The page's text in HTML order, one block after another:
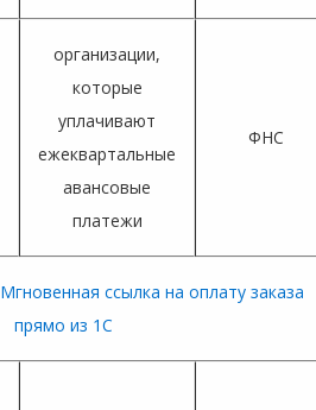
организации,
которые
уплачивают
ежеквартальные
авансовые
платежи
ФНС
Мгновенная ссылка на оплату заказа
прямо из 1С